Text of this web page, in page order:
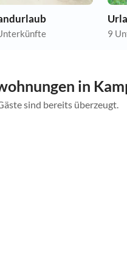
9
in
sind bereits überzeugt.